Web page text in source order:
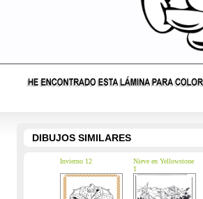
DIBUJOS SIMILARES
Invierno 12
Nieve en Yellowstone
1